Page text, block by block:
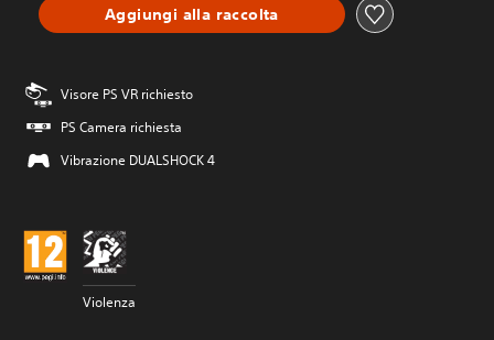
Aggiungi alla raccolta
Visore PS VR richiesto
PS Camera richiesta
Vibrazione DUALSHOCK 4
Violenza